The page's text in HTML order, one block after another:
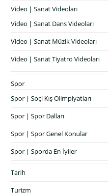
Video | Sanat Videoları
Video | Sanat Dans Videoları
Video | Sanat Müzik Videoları
Video | Sanat Tiyatro Videoları
Spor
Spor | Soçi Kış Olimpiyatları
Spor | Spor Dalları
Spor | Spor Genel Konular
Spor | Sporda En İyiler
Tarih
Turizm